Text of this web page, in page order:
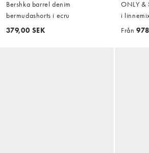
Bershka barrel denim
bermudashorts i ecru
379,00 SEK
ONLY &
i
Från